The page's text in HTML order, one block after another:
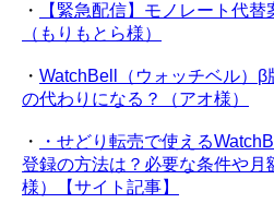
・
【緊急配信】モノレート代替
（もりもとら様）
・ WatchBell（ウォッチベル）β
の代わりになる？（アオ様）
・
・せどり転売で使える
登録の方法は？必要な条件や月
様）【サイト記事】